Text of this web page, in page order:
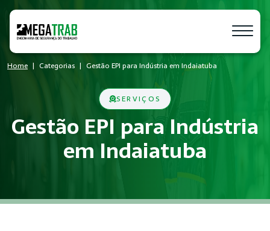
Home Categorias Gestão EPI para Indústria em Indaiatuba
SERVIÇOS
Gestão EPI para Indústria
em Indaiatuba